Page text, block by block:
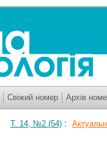
Свіжий номер Архів
Т. 14, №2 (54) :